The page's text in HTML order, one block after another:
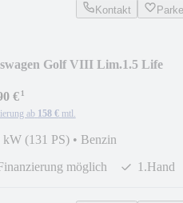
Kontakt
Golf VIII Lim.1.5 Life
€¹
ab 158 € mtl.
kW (131 PS) • Benzin
möglich 1.Hand